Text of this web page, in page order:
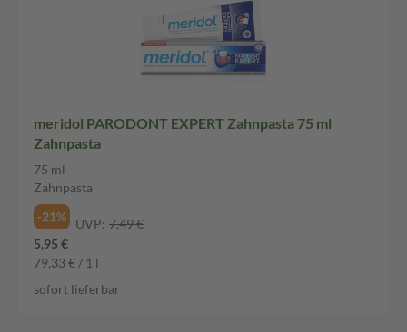
meridol PARODONT EXPERT Zahnpasta 75 ml
Zahnpasta
75 ml
Zahnpasta
-21%
UVP: 7,49 €
5,95 €
79,33 € / 1 l
sofort lieferbar